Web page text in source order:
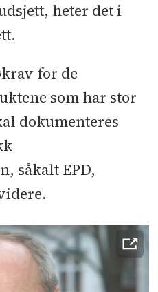
heter det i
for de
som har stor
dokumenteres
såkalt EPD,